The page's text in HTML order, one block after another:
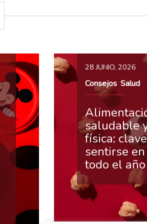
28 JUNIO, 2026
Consejos, Salud
saludable
física:
sentirse
todo el año